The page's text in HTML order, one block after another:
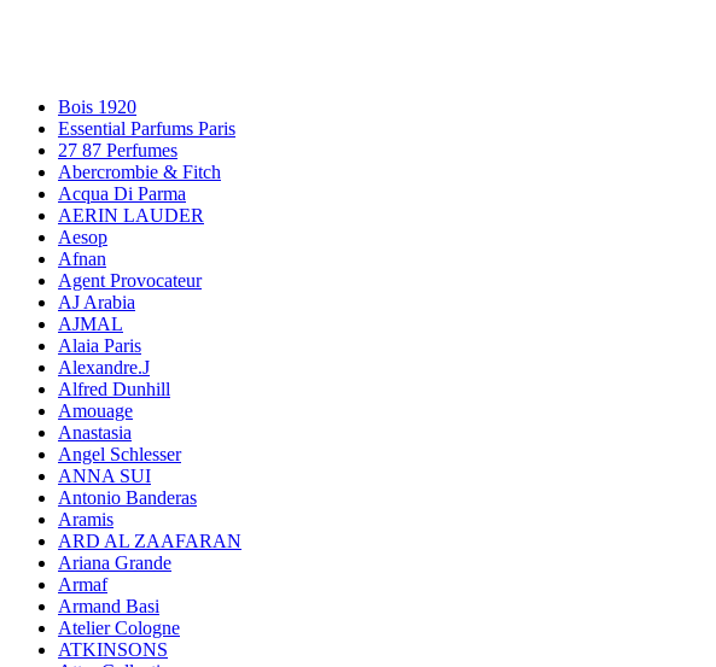
Bois 1920
Essential Parfums Paris
27 87 Perfumes
Abercrombie & Fitch
Acqua Di Parma
AERIN LAUDER
Aesop
Afnan
Agent Provocateur
AJ Arabia
AJMAL
Alaia Paris
Alexandre.J
Alfred Dunhill
Amouage
Anastasia
Angel Schlesser
ANNA SUI
Antonio Banderas
Aramis
ARD AL ZAAFARAN
Ariana Grande
Armaf
Armand Basi
Atelier Cologne
ATKINSONS